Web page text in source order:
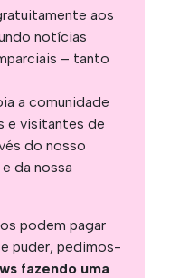
aos
notícias
– tanto
a comunidade
e visitantes de
do nosso
da nossa
podem pagar
puder, pedimos-
fazendo uma